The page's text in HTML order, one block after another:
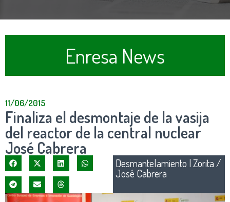
Enresa News
11/06/2015
Finaliza el desmontaje de la vasija
del reactor de la central nuclear
José Cabrera
Desmantelamiento |Zorita /
José Cabrera